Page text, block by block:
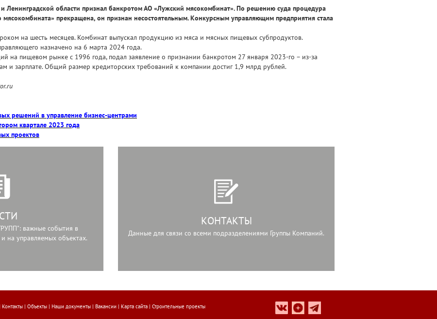
Ленинградской области признал банкротом АО «Лужский мясокомбинат». По решению суда процедура
прекращена, он признан несостоятельным. Конкурсным управляющим предприятия стала
на шесть месяцев. Комбинат выпускал продукцию из мяса и мясных пищевых субпродуктов.
назначено на 6 марта 2024 года.
на пищевом рынке с 1996 года, подал заявление о признании банкротом 27 января 2023-го – из-за
и зарплате. Общий размер кредиторских требований к компании достиг 1,9 млрд рублей.
решений в управление бизнес-центрами
квартале 2023 года
проектов
важные события в
на управляемых объектах.
КОНТАКТЫ
Данные для связи со всеми подразделениями Группы Компаний.
Контакты | Объекты | Наши документы | Вакансии | Карта сайта | Строительные проекты